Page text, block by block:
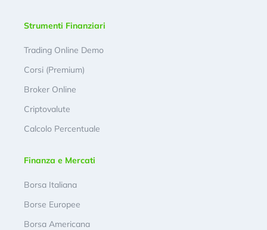
Strumenti Finanziari
Trading Online Demo
Corsi (Premium)
Broker Online
Criptovalute
Calcolo Percentuale
Finanza e Mercati
Borsa Italiana
Borse Europee
Borsa Americana